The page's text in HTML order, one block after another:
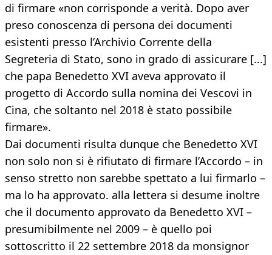
di firmare «non corrisponde a verità. Dopo aver
preso conoscenza di persona dei documenti
esistenti presso l’Archivio Corrente della
Segreteria di Stato, sono in grado di assicurare [...]
che papa Benedetto XVI aveva approvato il
progetto di Accordo sulla nomina dei Vescovi in
Cina, che soltanto nel 2018 è stato possibile
firmare».
Dai documenti risulta dunque che Benedetto XVI
non solo non si è rifiutato di firmare l’Accordo – in
senso stretto non sarebbe spettato a lui firmarlo –
ma lo ha approvato. alla lettera si desume inoltre
che il documento approvato da Benedetto XVI –
presumibilmente nel 2009 – è quello poi
sottoscritto il 22 settembre 2018 da monsignor